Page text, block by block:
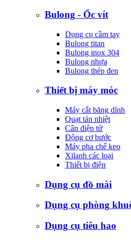
Bulong - Ốc vít
Dụng cụ cầm tay
Bulong titan
Bulong inox 304
Bulong nhựa
Bulong thép đen
Thiết bị máy móc
Máy cắt băng dính
Quạt tản nhiệt
Cân điện tử
Động cơ bước
Máy pha chế keo
Xilanh các loại
Thiết bị điện
Dụng cụ đồ mài
Dụng cụ phòng
Dụng cụ tiêu hao